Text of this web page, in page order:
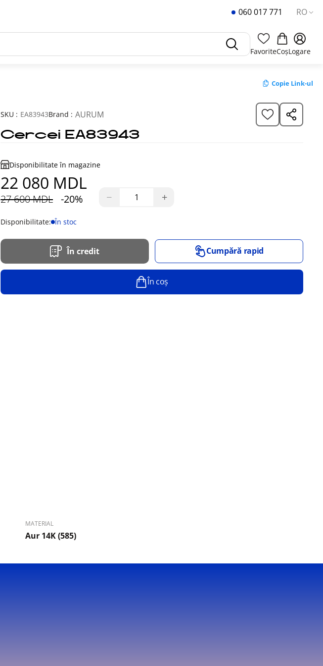
060 017 771 RO
FavoriteCoșLogare
Copie Link-ul
SKU : EA83943Brand : AURUM
Cercei EA83943
Disponibilitate în magazine
22 080 MDL
27 600 MDL -20% − +
Disponibilitate: În stoc
În credit Cumpără rapid
În coș
MATERIAL
Aur 14K (585)